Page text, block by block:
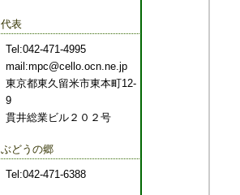
代表
Tel:042-471-4995
mail:mpc@cello.ocn.ne.jp
東京都東久留米市東本町12-
9
貫井総業ビル２０２号
ぶどうの郷
Tel:042-471-6388